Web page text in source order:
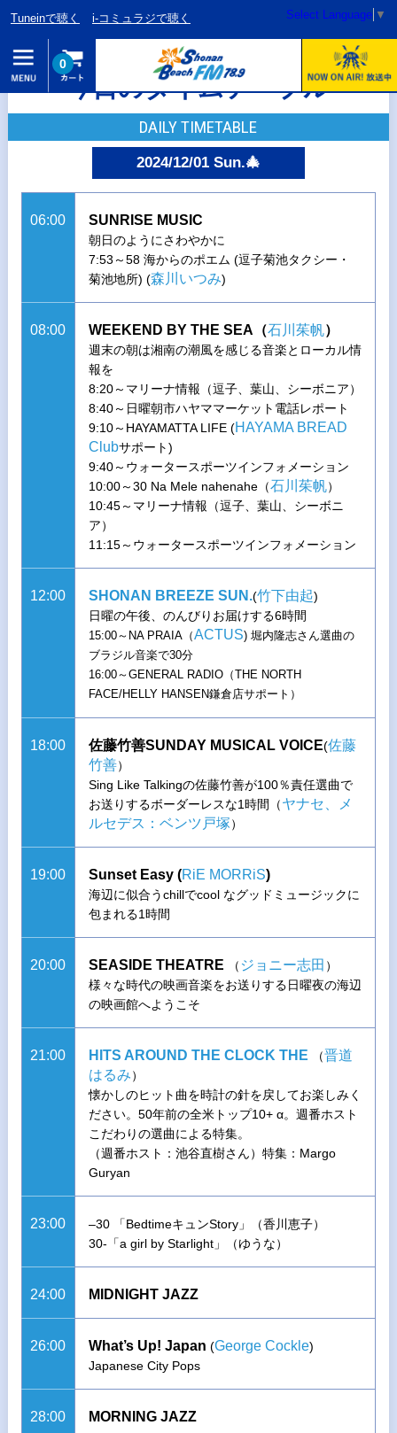
Tuneinで聴く i-コミュラジで聴く Select Language ▼
0
今日のタイムテーブル
DAILY TIMETABLE
2024/12/01 Sun.🎄
06:00 SUNRISE MUSIC
朝日のようにさわやかに
7:53～58 海からのポエム (逗子菊池タクシー・
菊池地所) (森川いつみ)
08:00 WEEKEND BY THE SEA（石川茱帆）
週末の朝は湘南の潮風を感じる音楽とローカル情
報を
8:20～マリーナ情報（逗子、葉山、シーボニア）
8:40～日曜朝市ハヤママーケット電話レポート
9:10～HAYAMATTA LIFE (HAYAMA BREAD
Clubサポート)
9:40～ウォータースポーツインフォメーション
10:00～30 Na Mele nahenahe（石川茱帆）
10:45～マリーナ情報（逗子、葉山、シーボニ
ア）
11:15～ウォータースポーツインフォメーション
12:00 SHONAN BREEZE SUN.(竹下由起)
日曜の午後、のんびりお届けする6時間
15:00～NA PRAIA（ACTUS) 堀内隆志さん選曲の
ブラジル音楽で30分
16:00～GENERAL RADIO（THE NORTH
FACE/HELLY HANSEN鎌倉店サポート）
18:00 佐藤竹善SUNDAY MUSICAL VOICE(佐藤
竹善）
Sing Like Talkingの佐藤竹善が100％責任選曲で
お送りするボーダーレスな1時間（ヤナセ、メ
ルセデス：ベンツ戸塚）
19:00 Sunset Easy (RiE MORRiS)
海辺に似合うchillでcool なグッドミュージックに
包まれる1時間
20:00 SEASIDE THEATRE （ ジョニー志田 ）
様々な時代の映画音楽をお送りする日曜夜の海辺
の映画館へようこそ
21:00 HITS AROUND THE CLOCK THE （晋道
はるみ）
懐かしのヒット曲を時計の針を戻してお楽しみく
ださい。50年前の全米トップ10+ α。週番ホスト
こだわりの選曲による特集。
（週番ホスト：池谷直樹さん）特集：Margo
Guryan
23:00
–30 「BedtimeキュンStory」（香川恵子）
30-「a girl by Starlight」（ゆうな）
24:00 MIDNIGHT JAZZ
26:00 What’s Up! Japan (George Cockle)
Japanese City Pops
28:00 MORNING JAZZ